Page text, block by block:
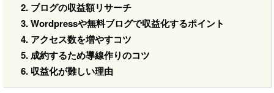
ブログの収益額リサーチ
Wordpressや無料ブログで収益化するポイント
アクセス数を増やすコツ
成約するため導線作りのコツ
収益化が難しい理由